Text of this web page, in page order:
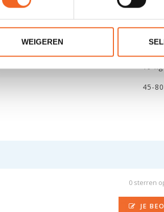
WEIGEREN
62 cm
87
260 L
19 kg
45-
0 sterren
JE